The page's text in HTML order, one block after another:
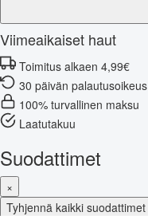
Viimeaikaiset haut
Toimitus alkaen 4,99€
30 päivän palautusoikeus
100% turvallinen maksu
Laatutakuu
Suodattimet
×
Tyhjennä kaikki suodattimet